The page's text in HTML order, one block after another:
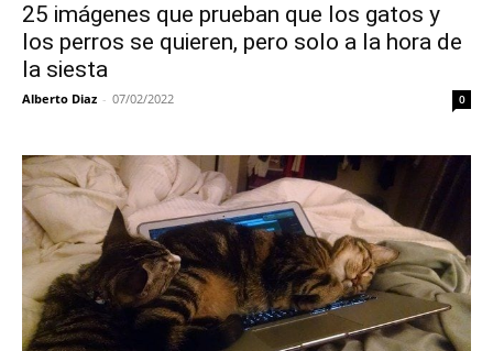
25 imágenes que prueban que los gatos y
los perros se quieren, pero solo a la hora de
la siesta
Alberto Diaz - 07/02/2022 0